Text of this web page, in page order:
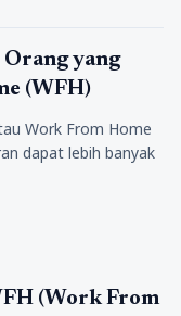
Orang yang
(WFH)
Work From Home
dapat lebih banyak
(Work From